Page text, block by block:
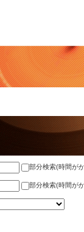
部分検索(時間が
部分検索(時間が